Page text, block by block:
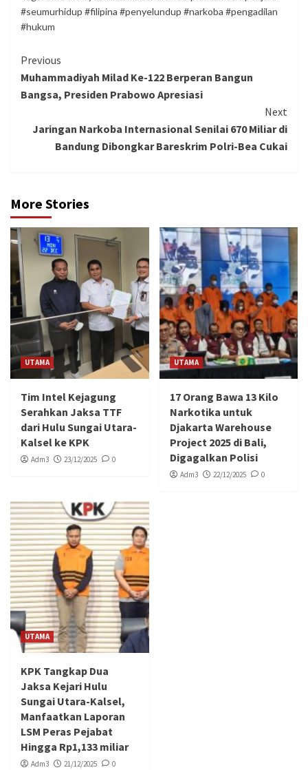
#seumurhidup #filipina #penyelundup #narkoba #pengadilan
#hukum
Continue
Reading
Previous
Muhammadiyah Milad Ke-122 Berperan Bangun
Bangsa, Presiden Prabowo Apresiasi
Next
Jaringan Narkoba Internasional Senilai 670 Miliar di
Bandung Dibongkar Bareskrim Polri-Bea Cukai
More Stories
UTAMA
Tim Intel Kejagung
Serahkan Jaksa TTF
dari Hulu Sungai Utara-
Kalsel ke KPK
Adm3 23/12/2025 0
UTAMA
17 Orang Bawa 13 Kilo
Narkotika untuk
Djakarta Warehouse
Project 2025 di Bali,
Digagalkan Polisi
Adm3 22/12/2025 0
UTAMA
KPK Tangkap Dua
Jaksa Kejari Hulu
Sungai Utara-Kalsel,
Manfaatkan Laporan
LSM Peras Pejabat
Hingga Rp1,133 miliar
Adm3 21/12/2025 0